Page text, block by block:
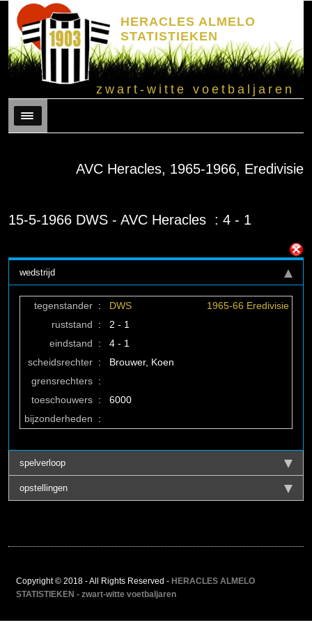
HERACLES ALMELO
STATISTIEKEN
zwart-witte voetbaljaren
Menu
AVC Heracles, 1965-1966, Eredivisie
15-5-1966 DWS - AVC Heracles : 4 - 1
wedstrijd
tegenstander : DWS
1965-66 Eredivisie
ruststand
:
2 - 1
eindstand
:
4 - 1
scheidsrechter :
Brouwer, Koen
grensrechters :
toeschouwers :
6000
bijzonderheden
:
spelverloop
opstellingen
Copyright © 2018 - All Rights Reserved - HERACLES ALMELO
STATISTIEKEN - zwart-witte voetbaljaren